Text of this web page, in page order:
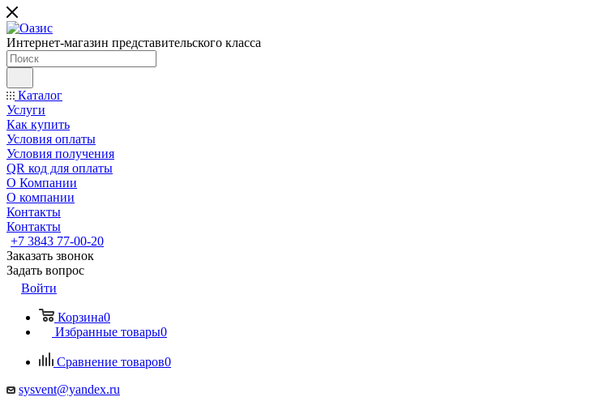
Интернет-магазин представительского класса
Каталог
Услуги
Как купить
Условия оплаты
Условия получения
QR код для оплаты
О Компании
О компании
Контакты
Контакты
+7 3843 77-00-20
Заказать звонок
Задать вопрос
Войти
Корзина0
Избранные товары0
Сравнение товаров0
sysvent@yandex.ru